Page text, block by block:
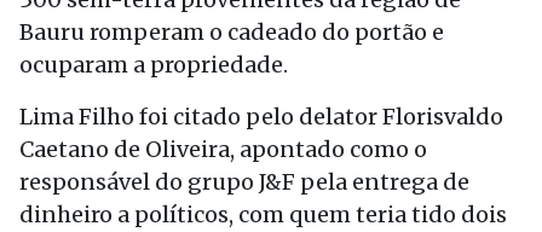
Bauru romperam o cadeado do portão e
ocuparam a propriedade.
Lima Filho foi citado pelo delator Florisvaldo
Caetano de Oliveira, apontado como o
responsável do grupo J&F pela entrega de
dinheiro a políticos, com quem teria tido dois